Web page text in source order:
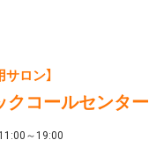
サロン】
クコールセンター
～19:00